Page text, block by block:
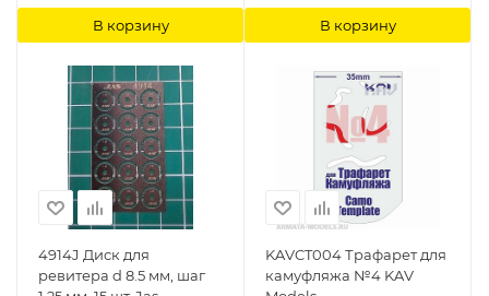
В корзину В корзину
4914J Диск для
ревитера d 8.5 мм, шаг
KAVCT004 Трафарет для
камуфляжа №4 KAV